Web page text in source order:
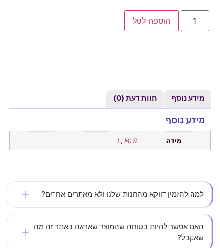
הוספה לסל
מידע נוסף חוות דעת (0)
מידע נוסף
מידה L, M, S
למה להזמין דווקא מהחנות שלנו ולא מאתרים אחרים?
אצלנו את לא עוד מספר – כל לקוחה חשובה לנו. אנחנו
משקיעים בבחירת בגדים איכותיים, מחמיאים ונוחים
האם אפשר להיות בטוחה שהמוצר שאראה באתר זה מה
שאקבל?